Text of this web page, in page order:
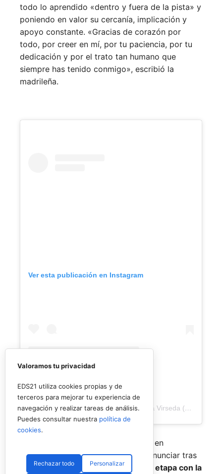
todo lo aprendido «dentro y fuera de la pista» y
poniendo en valor su cercanía, implicación y
apoyo constante. «Gracias de corazón por
todo, por creer en mí, por tu paciencia, por tu
dedicación y por el trato tan humano que
siempre has tenido conmigo», escribió la
madrileña.
Ver esta publicación en Instagram
Una publicación compartida de Veronica Virseda (@verovirseda)
Con el mercado de parejas todavía en
movimiento y varios cambios por anunciar tras
el verano,Virseda inicia una nueva etapa con la
Valoramos tu privacidad
EDS21 utiliza cookies propias y de
terceros para mejorar tu experiencia de
navegación y realizar tareas de análisis.
Puedes consultar nuestra política de
cookies.
Rechazar todo Personalizar